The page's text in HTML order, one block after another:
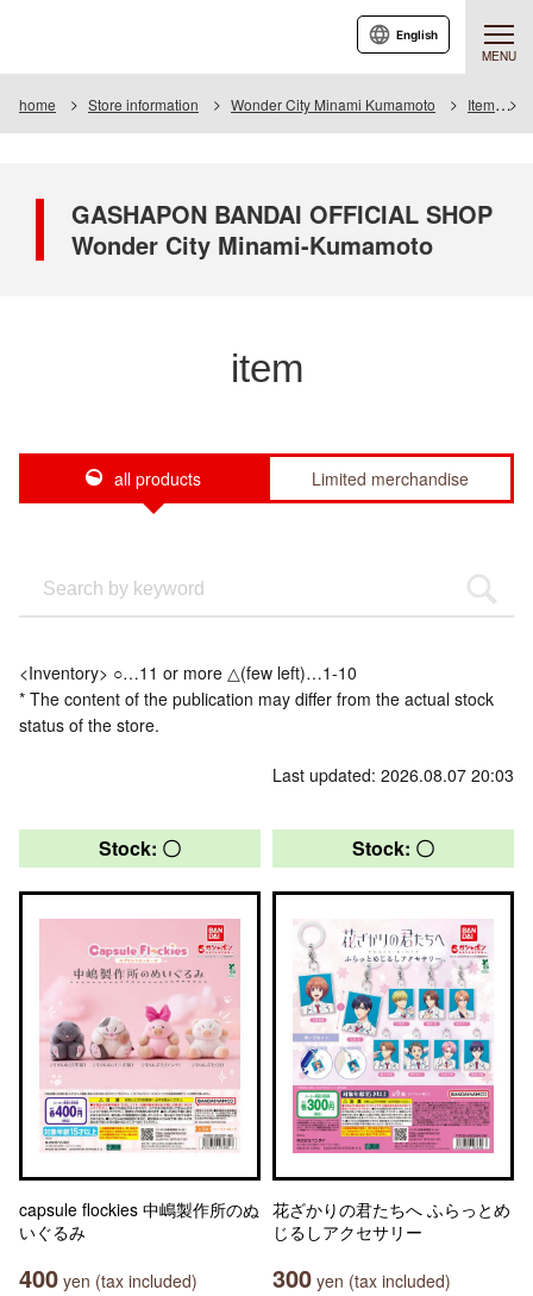
MENU
English
home Store information Wonder City Minami Kumamoto Item
GASHAPON BANDAI OFFICIAL SHOP
Wonder City Minami-Kumamoto
item
all products Limited merchandise
<Inventory> ○…11 or more △(few left)…1-10
* The content of the publication may differ from the actual stock
status of the store.
Last updated: 2026.08.07 20:03
Stock: 〇
capsule flockies 中嶋製作所のぬ
いぐるみ
400 yen (tax included)
Stock: 〇
花ざかりの君たちへ ふらっとめ
じるしアクセサリー
300 yen (tax included)